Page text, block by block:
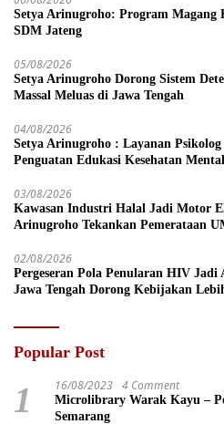
Setya Arinugroho: Program Magang
SDM Jateng
05/08/2026
Setya Arinugroho Dorong Sistem
Massal Meluas di Jawa Tengah
04/08/2026
Setya Arinugroho : Layanan
Penguatan Edukasi Kesehatan Mental
03/08/2026
Kawasan Industri Halal Jadi Motor
Arinugroho Tekankan Pemerataan
02/08/2026
Pergeseran Pola Penularan HIV
Jawa Tengah Dorong Kebijakan
Popular Post
1 16/08/2023 4 Comment
Microlibrary Warak Kayu –
Semarang